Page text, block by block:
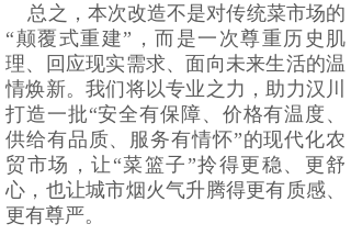
总之，本次改造不是对传统菜市场的
“颠覆式重建”，而是一次尊重历史肌
理、回应现实需求、面向未来生活的温
情焕新。我们将以专业之力，助力汉川
打造一批“安全有保障、价格有温度、
供给有品质、服务有情怀”的现代化农
贸市场，让“菜篮子”拎得更稳、更舒
心，也让城市烟火气升腾得更有质感、
更有尊严。